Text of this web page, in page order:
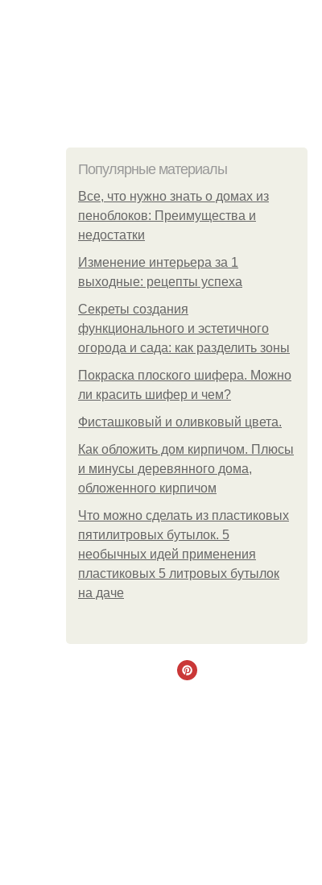
Популярные материалы
Все, что нужно знать о домах из
пеноблоков: Преимущества и
недостатки
Изменение интерьера за 1
выходные: рецепты успеха
Секреты создания
функционального и эстетичного
огорода и сада: как разделить зоны
Покраска плоского шифера. Можно
ли красить шифер и чем?
Фисташковый и оливковый цвета.
Как обложить дом кирпичом. Плюсы
и минусы деревянного дома,
обложенного кирпичом
Что можно сделать из пластиковых
пятилитровых бутылок. 5
необычных идей применения
пластиковых 5 литровых бутылок
на даче